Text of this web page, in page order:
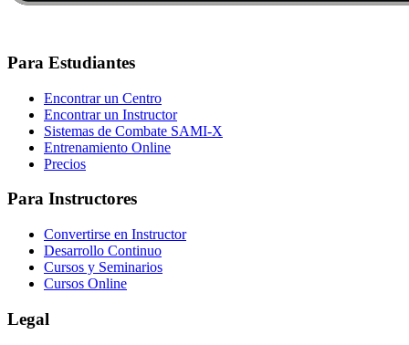
Para Estudiantes
Encontrar un Centro
Encontrar un Instructor
Sistemas de Combate SAMI-X
Entrenamiento Online
Precios
Para Instructores
Convertirse en Instructor
Desarrollo Continuo
Cursos y Seminarios
Cursos Online
Legal